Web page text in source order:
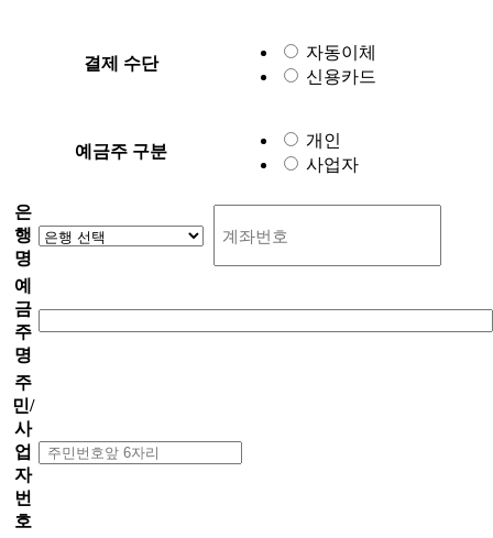
결제 수단
자동이체
신용카드
예금주 구분
개인
사업자
은
행
명
예
금
주
명
주
민/
사
업
자
번
호